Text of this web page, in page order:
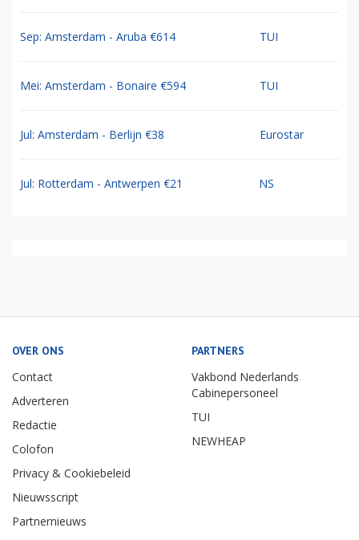
Sep: Amsterdam - Aruba €614 TUI
Mei: Amsterdam - Bonaire €594 TUI
Jul: Amsterdam - Berlijn €38 Eurostar
Jul: Rotterdam - Antwerpen €21 NS
OVER ONS
Contact
Adverteren
Redactie
Colofon
Privacy & Cookiebeleid
Nieuwsscript
Partnernieuws
PARTNERS
Vakbond Nederlands
Cabinepersoneel
TUI
NEWHEAP